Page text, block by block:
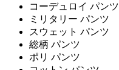
コーデュロイ パンツ
ミリタリー パンツ
スウェット パンツ
総柄 パンツ
ポリ パンツ